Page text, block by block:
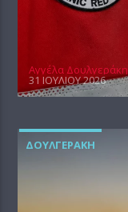
Αγγέλα Δουλγεράκη
31 ΙΟΥΛΊΟΥ 2026
ΔΟΥΛΓΕΡΆΚΗ